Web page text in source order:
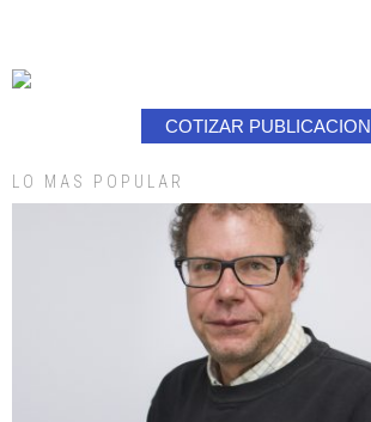
COTIZAR PUBLICACION
LO MAS POPULAR